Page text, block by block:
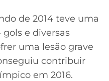
de 2014 teve uma
e diversas
uma lesão grave
contribuir
em 2016.